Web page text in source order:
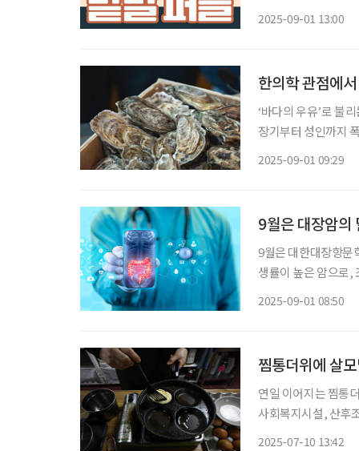
2025-09-01 13:00
한의학 관점에
‘바다의 우유’로 불
장기부터 성인까지
2025-09-01 09:29
9월은 대장암의
9월은 대한대장항문
생률이 높은 암으로,
2025-09-01 08:50
찜통더위에 살
연일 이어지는 찜통
사회복지시설, 산후
2025-07-10 13:42